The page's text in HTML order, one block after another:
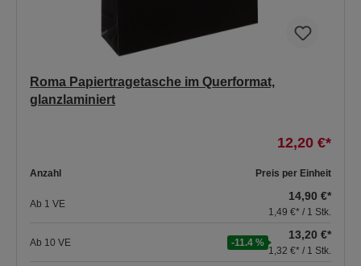
Roma Papiertragetasche im Querformat,
glanzlaminiert
12,20 €*
Anzahl Preis per Einheit
Ab 1 VE
14,90 €*
1,49 €* / 1 Stk.
Ab 10 VE -11.4 %
13,20 €*
1,32 €* / 1 Stk.